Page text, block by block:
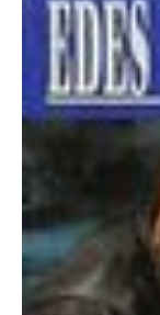
Fisher:
Édes
gyermekem